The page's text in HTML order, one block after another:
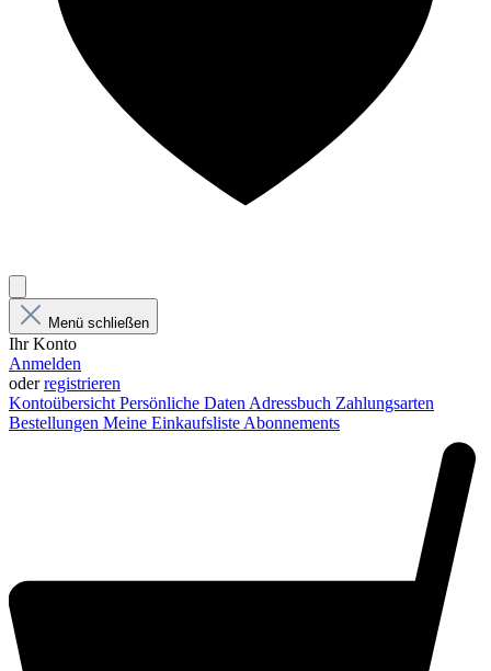
Menü schließen
Ihr Konto
Anmelden
oderregistrieren
Kontoübersicht Persönliche Daten Adressbuch Zahlungsarten
Bestellungen Meine Einkaufsliste Abonnements